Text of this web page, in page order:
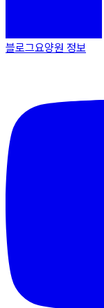
블로그요양원 정보